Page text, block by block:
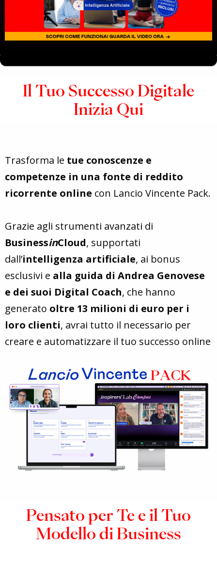
Il Tuo Successo Digitale
Inizia Qui
Trasforma le tue conoscenze e
competenze in una fonte di reddito
ricorrente online con Lancio Vincente Pack.
Grazie agli strumenti avanzati di
BusinessinCloud, supportati
dall’intelligenza artificiale, ai bonus
esclusivi e alla guida di Andrea Genovese
e dei suoi Digital Coach, che hanno
generato oltre 13 milioni di euro per i
loro clienti, avrai tutto il necessario per
creare e automatizzare il tuo successo online
Pensato per Te e il Tuo
Modello di Business